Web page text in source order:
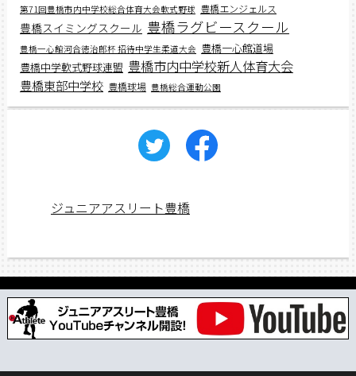
第71回豊橋市内中学校総合体育大会軟式野球 豊橋エンジェルス
豊橋スイミングスクール 豊橋ラグビースクール
豊橋一心館河合徳治郎杯 招待中学生柔道大会 豊橋一心館道場
豊橋中学軟式野球連盟 豊橋市内中学校新人体育大会
豊橋東部中学校 豊橋球場 豊橋総合運動公園
ジュニアアスリート豊橋